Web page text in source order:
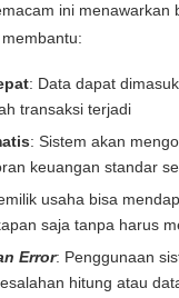
ini menawarkan
: Data dapat
transaksi terjadi
: Sistem akan
keuangan standar
usaha bisa
saja tanpa harus
Error: Penggunaan
hitung atau